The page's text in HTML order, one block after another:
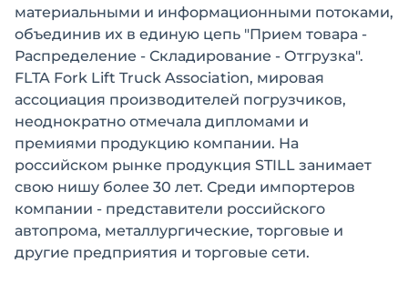
материальными и информационными потоками,
объединив их в единую цепь "Прием товара -
Распределение - Складирование - Отгрузка".
FLTA Fork Lift Truck Association, мировая
ассоциация производителей погрузчиков,
неоднократно отмечала дипломами и
премиями продукцию компании. На
российском рынке продукция STILL занимает
свою нишу более 30 лет. Среди импортеров
компании - представители российского
автопрома, металлургические, торговые и
другие предприятия и торговые сети.